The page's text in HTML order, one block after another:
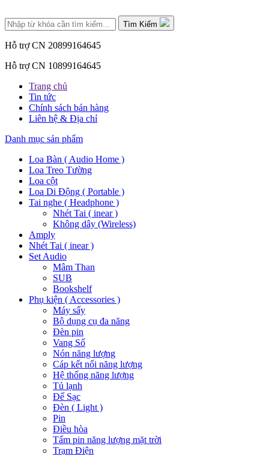
Tìm Kiếm
Hỗ trợ CN 20899164645
Hỗ trợ CN 10899164645
Trang chủ
Tin tức
Chính sách bán hàng
Liên hệ & Địa chỉ
Danh mục sản phẩm
Loa Bàn ( Audio Home )
Loa Treo Tường
Loa cột
Loa Di Động ( Portable )
Tai nghe ( Headphone )
Nhét Tai ( inear )
Không dây (Wireless)
Amply
Nhét Tai ( inear )
Set Audio
Mâm Than
SUB
Bookshelf
Phụ kiện ( Accessories )
Máy sấy
Bộ dụng cụ đa năng
Đèn pin
Vang Số
Nón năng lượng
Cáp kết nối năng lượng
Hệ thống năng lượng
Tủ lạnh
Đế Sạc
Đèn ( Light )
Pin
Điều hòa
Tấm pin năng lượng mặt trời
Trạm Điện